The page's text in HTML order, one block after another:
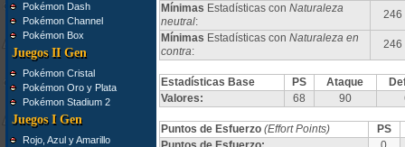
Pokémon Dash
Pokémon Channel
Pokémon Box
Juegos II Gen
Pokémon Cristal
Pokémon Oro y Plata
Pokémon Stadium 2
Juegos I Gen
Rojo, Azul y Amarillo
Mínimas Estadísticas con Naturaleza
neutral:
246
Mínimas Estadísticas con Naturaleza en
contra:
246
Estadísticas Base PS Ataque
Valores:
68 90
Puntos de Esfuerzo (Effort Points)
PS